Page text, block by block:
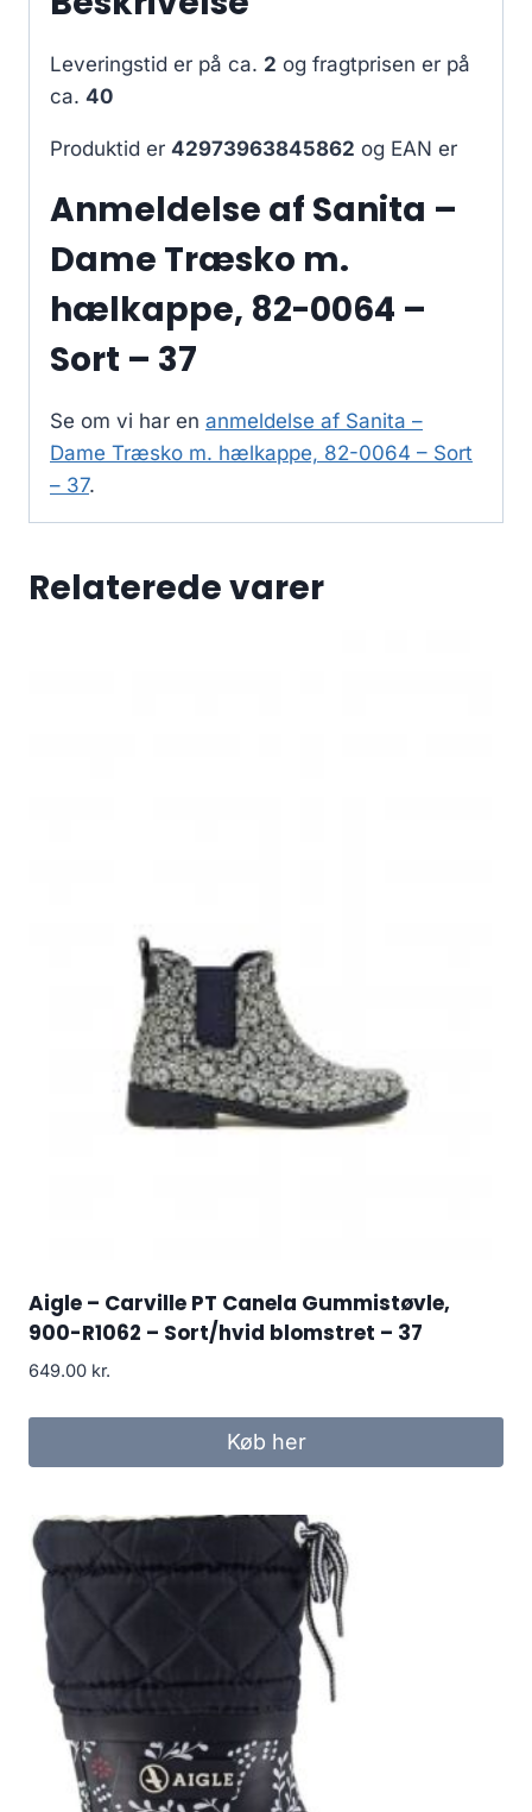
Leveringstid er på ca. 2 og fragtprisen er på
ca. 40
Produktid er 42973963845862 og EAN er
Anmeldelse af Sanita –
Dame Træsko m.
hælkappe, 82-0064 –
Sort – 37
Se om vi har en anmeldelse af Sanita –
Dame Træsko m. hælkappe, 82-0064 – Sort
– 37.
Relaterede varer
Aigle – Carville PT Canela Gummistøvle,
900-R1062 – Sort/hvid blomstret – 37
649.00 kr.
Køb her